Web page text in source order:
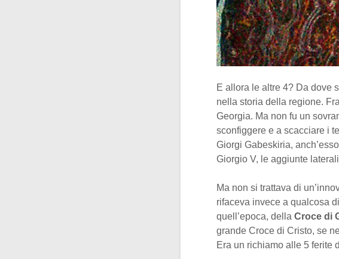
E allora le altre 4? Da dove
nella storia della regione.
Georgia. Ma non fu un
sconfiggere e a scacciare i
Giorgi Gabeskiria,
Giorgio V, le aggiunte
Ma non si trattava di
rifaceva invece a qualcosa
quell’epoca, della Croce di
grande Croce di Cristo, se
Era un richiamo alle 5 ferite